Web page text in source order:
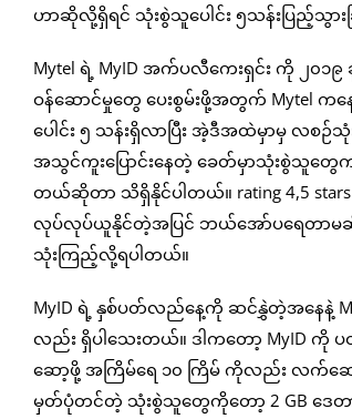
ဟာဆိုလို့ရှိရင် သုံးစွဲသူပေါင်း ၅သန်းပြည့်သွား
Mytel ရဲ့ MyID အက်ပလီကေးရှင်း ကို ၂၀
ဝန်ဆောင်မှုတွေ ပေးစွမ်းဖို့အတွက် Mytel ကန
ပေါင်း ၅ သန်းရှိလာပြီး အဲ့ဒီအထဲမှာမှ လ
အသွင်ကူးပြောင်းနေတဲ့ ခေတ်မှာသုံးစွဲ
တယ်ဆိုတာ သိရှိနိုင်ပါတယ်။ rating 4,5 stars
လုပ်လုပ်ယူနိုင်တဲ့အပြင် ဘယ်အော်ပရေတာ
သုံးကြည့်လို့ရပါတယ်။
MyID ရဲ့ နှစ်ပတ်လည်နေ့ကို ဆင်နွှဲတဲ့အနေနဲ့
လည်း ရှိပါသေးတယ်။ ဒါကတော့ MyID
ဆော့ဖို့ အကြိမ်ရေ ၁၀ ကြိမ် ကိုလည်း လက်ဆော
မှတ်ပုံတင်တဲ့ သုံးစွဲသူတွေကိုတော့ 2 GB ဒေတ